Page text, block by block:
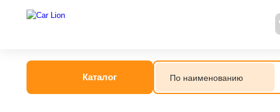
Каталог